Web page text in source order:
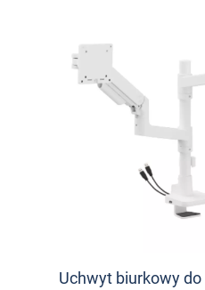
Uchwyt biurkowy